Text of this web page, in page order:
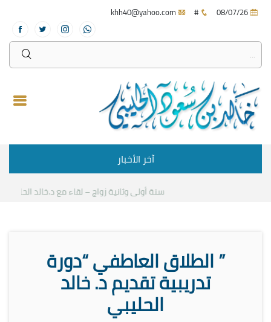
#
آخر الأخبار
سنة أولى وثانية زواج – لقاء مع د.خالد الحليبي
” الطلاق العاطفي “دورة
تدريبية تقديم د. خالد
الحليبي